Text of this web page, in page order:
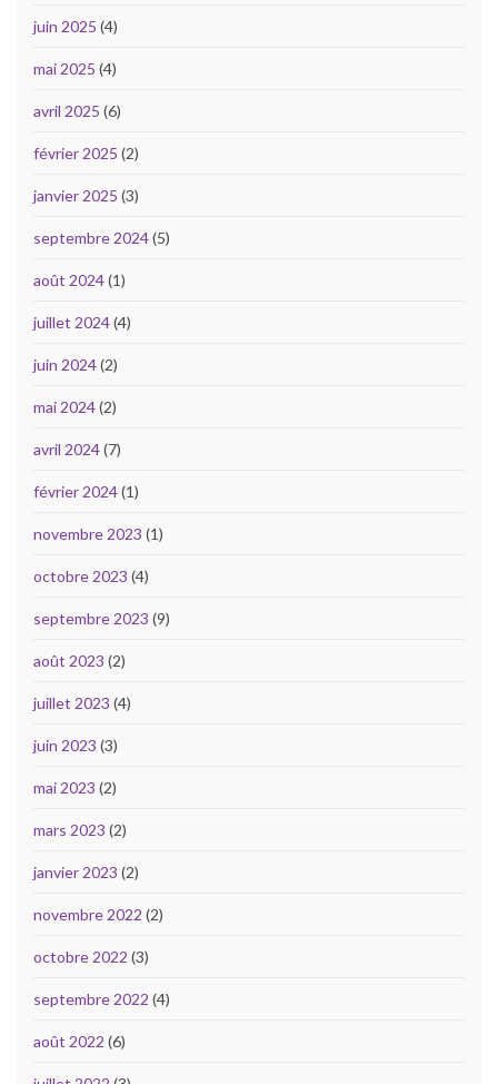
juin 2025 (4)
mai 2025 (4)
avril 2025 (6)
février 2025 (2)
janvier 2025 (3)
septembre 2024(5)
août 2024(1)
juillet 2024(4)
juin 2024(2)
mai 2024(2)
avril 2024(7)
février 2024(1)
novembre 2023 (1)
octobre 2023 (4)
septembre 2023 (9)
août 2023 (2)
juillet 2023 (4)
juin 2023 (3)
mai 2023 (2)
mars 2023 (2)
janvier 2023 (2)
novembre 2022 (2)
octobre 2022 (3)
septembre 2022 (4)
août 2022 (6)